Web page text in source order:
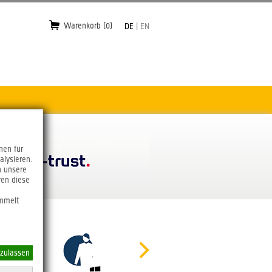
für
unsere
diese
DE EN
Warenkorb (0)